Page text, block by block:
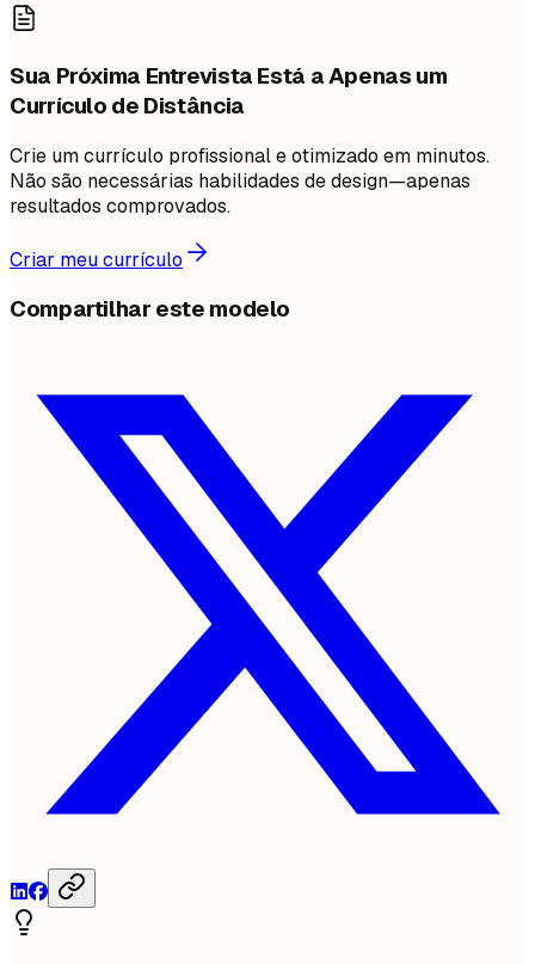
Sua Próxima Entrevista Está a Apenas um
Currículo de Distância
Crie um currículo profissional e otimizado em minutos.
Não são necessárias habilidades de design—apenas
resultados comprovados.
Criar meu currículo
Compartilhar este modelo